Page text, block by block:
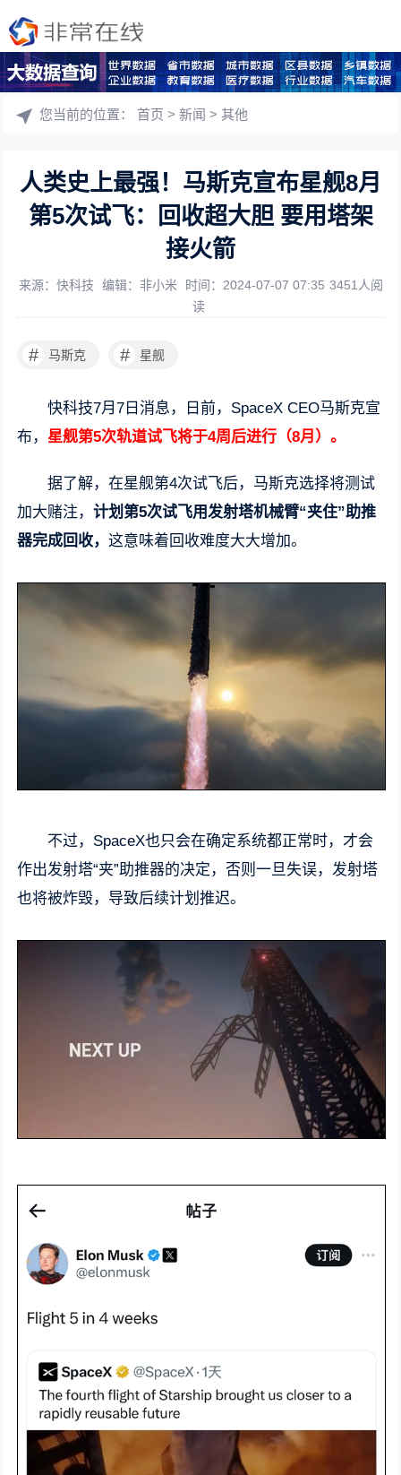
您当前的位置：首页 >新闻 >其他
人类史上最强！马斯克宣布星舰8月
第5次试飞：回收超大胆 要用塔架
接火箭
来源：快科技 编辑：非小米 时间：2024-07-07 07:35 3451人阅
读
# 马斯克 # 星舰
快科技7月7日消息，日前，SpaceX CEO马斯克宣
布， 星舰第5次轨道试飞将于4周后进行（8月）。
据了解，在星舰第4次试飞后，马斯克选择将测试
加大赌注，计划第5次试飞用发射塔机械臂“夹住”助推
器完成回收，这意味着回收难度大大增加。
不过，SpaceX也只会在确定系统都正常时，才会
作出发射塔“夹”助推器的决定，否则一旦失误，发射塔
也将被炸毁，导致后续计划推迟。